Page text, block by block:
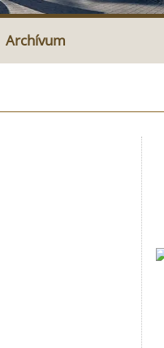
Archívum